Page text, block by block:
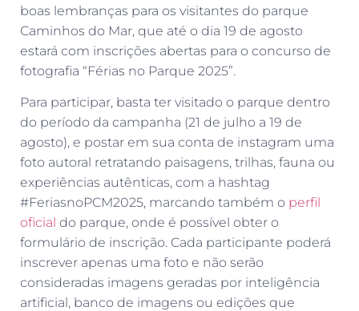
boas lembranças para os visitantes do parque
Caminhos do Mar, que até o dia 19 de agosto
estará com inscrições abertas para o concurso de
fotografia “Férias no Parque 2025”.
Para participar, basta ter visitado o parque dentro
do período da campanha (21 de julho a 19 de
agosto), e postar em sua conta de instagram uma
foto autoral retratando paisagens, trilhas, fauna ou
experiências autênticas, com a hashtag
#FeriasnoPCM2025, marcando também o perfil
oficial do parque, onde é possível obter o
formulário de inscrição. Cada participante poderá
inscrever apenas uma foto e não serão
consideradas imagens geradas por inteligência
artificial, banco de imagens ou edições que